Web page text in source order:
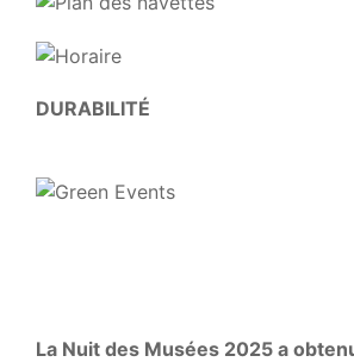
DURABILITÉ
La Nuit des Musées 2025 a